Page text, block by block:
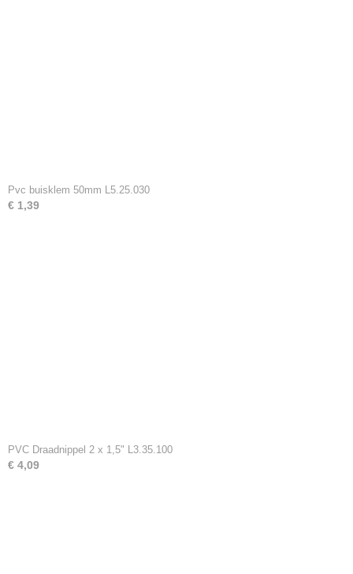
Pvc buisklem 50mm L5.25.030
€ 1,39
PVC Draadnippel 2 x 1,5" L3.35.100
€ 4,09